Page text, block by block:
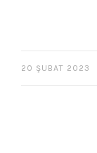
20 ŞUBAT 2023